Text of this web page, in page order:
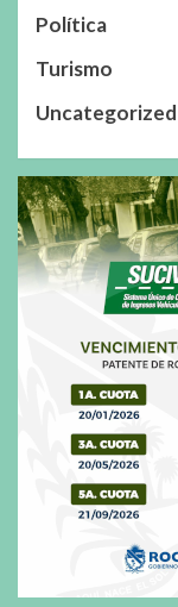
Política
Turismo
Uncategorized